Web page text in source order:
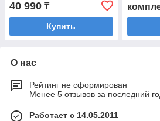
40 990 ₸
Купить
О нас
Рейтинг не сформирован
Менее 5 отзывов за последний
Работает с 14.05.2011